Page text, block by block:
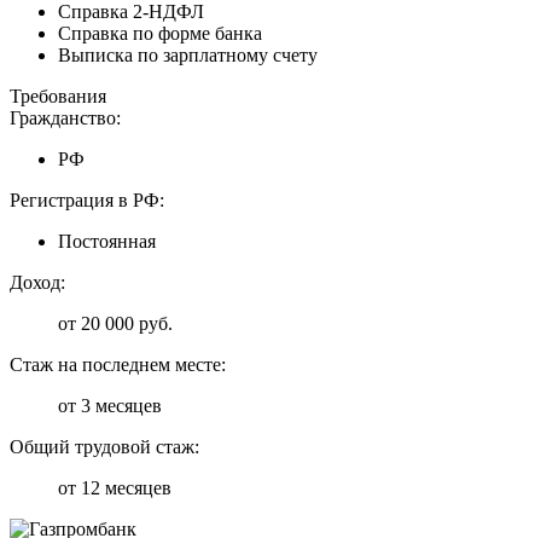
Справка 2-НДФЛ
Справка по форме банка
Выписка по зарплатному счету
Требования
Гражданство:
РФ
Регистрация в РФ:
Постоянная
Доход:
от 20 000 руб.
Стаж на последнем месте:
от 3 месяцев
Общий трудовой стаж:
от 12 месяцев